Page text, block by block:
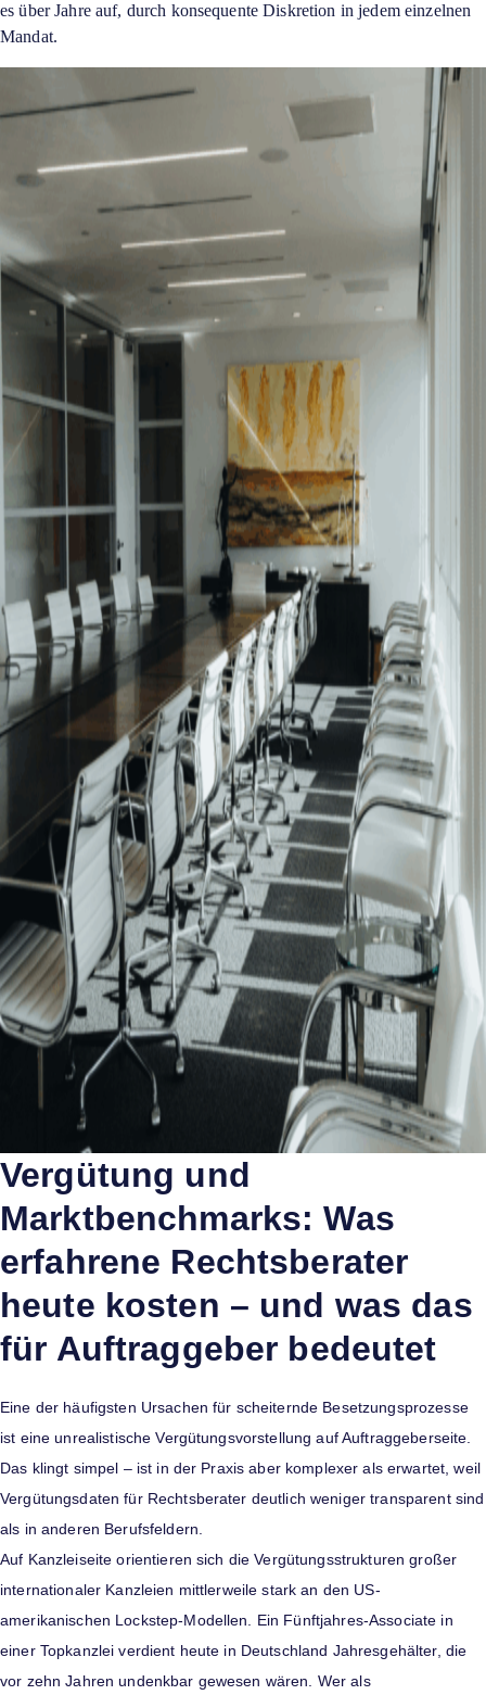
es über Jahre auf, durch konsequente Diskretion in jedem einzelnen
Mandat.
Vergütung und
Marktbenchmarks: Was
erfahrene Rechtsberater
heute kosten – und was das
für Auftraggeber bedeutet
Eine der häufigsten Ursachen für scheiternde Besetzungsprozesse
ist eine unrealistische Vergütungsvorstellung auf Auftraggeberseite.
Das klingt simpel – ist in der Praxis aber komplexer als erwartet, weil
Vergütungsdaten für Rechtsberater deutlich weniger transparent sind
als in anderen Berufsfeldern.
Auf Kanzleiseite orientieren sich die Vergütungsstrukturen großer
internationaler Kanzleien mittlerweile stark an den US-
amerikanischen Lockstep-Modellen. Ein Fünftjahres-Associate in
einer Topkanzlei verdient heute in Deutschland Jahresgehälter, die
vor zehn Jahren undenkbar gewesen wären. Wer als